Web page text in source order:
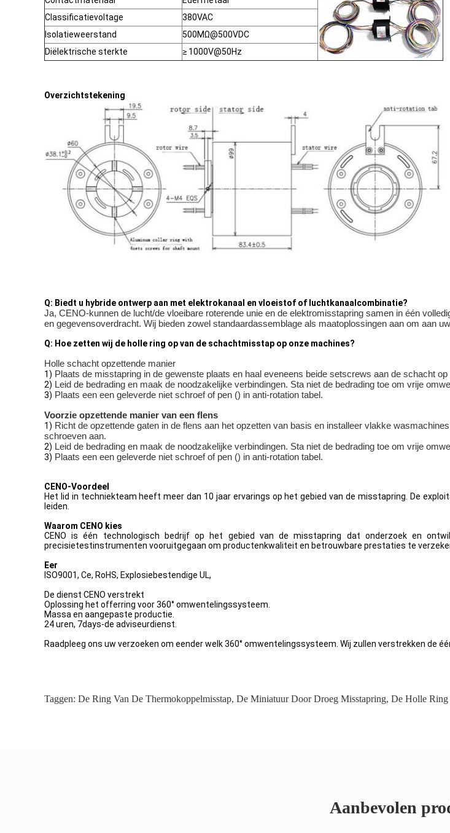
Classificatievoltage
380VAC
Isolatieweerstand
500MΩ@500VDC
Diëlektrische sterkte
≥ 1000V@50Hz
Overzichtstekening
Q: Biedt u hybride ontwerp aan met elektrokanaal en vloeistof of luchtkanaalcombinatie?
Ja, CENO-kunnen de lucht/de vloeibare roterende unie en de elektromisstapring samen in één
en gegevensoverdracht. Wij bieden zowel standaardassemblage als maatoplossingen aan om aan
Q: Hoe zetten wij de holle ring op van de schachtmisstap op onze machines?
Holle schacht opzettende manier
1) Plaats de misstapring in de gewenste plaats en haal eveneens beide setscrews aan de schacht
2) Leid de bedrading en maak de noodzakelijke verbindingen. Sta niet de bedrading toe om vrije
3) Plaats een een geleverde niet schroef of pen () in anti-rotation tabel.
Voorzie opzettende manier van een flens
1) Richt de opzettende gaten in de flens aan het opzetten van basis en installeer vlakke
schroeven aan.
2) Leid de bedrading en maak de noodzakelijke verbindingen. Sta niet de bedrading toe om vrije
3) Plaats een een geleverde niet schroef of pen () in anti-rotation tabel.
CENO-Voordeel
Het lid in techniekteam heeft meer dan 10 jaar ervarings op het gebied van de misstapring. De
leiden.
Waarom CENO kies
CENO is één technologisch bedrijf op het gebied van de misstapring dat onderzoek en
precisietestinstrumenten vooruitgegaan om productenkwaliteit en betrouwbare prestaties te
Eer
ISO9001, Ce, RoHS, Explosiebestendige UL,
De dienst CENO verstrekt
Oplossing het offerring voor 360° omwentelingssysteem.
Massa en aangepaste productie.
24 uren, 7days-de adviseurdienst.
Raadpleeg ons uw verzoeken om eender welk 360° omwentelingssysteem. Wij zullen verstrekken de
Taggen: De Ring Van De Thermokoppelmisstap, De Miniatuur Door Droeg Misstapring, De Holle Ring
Aanbevolen